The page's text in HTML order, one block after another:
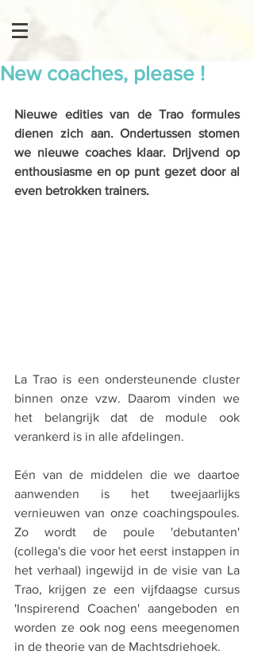
New coaches, please !
Nieuwe edities van de Trao formules
dienen zich aan. Ondertussen stomen
we nieuwe coaches klaar. Drijvend op
enthousiasme en op punt gezet door al
even betrokken trainers.
La Trao is een ondersteunende cluster
binnen onze vzw. Daarom vinden we
het belangrijk dat de module ook
verankerd is in alle afdelingen.
Eén van de middelen die we daartoe
aanwenden is het tweejaarlijks
vernieuwen van onze coachingspoules.
Zo wordt de poule 'debutanten'
(collega's die voor het eerst instappen in
het verhaal) ingewijd in de visie van La
Trao, krijgen ze een vijfdaagse cursus
'Inspirerend Coachen' aangeboden en
worden ze ook nog eens meegenomen
in de theorie van de Machtsdriehoek.